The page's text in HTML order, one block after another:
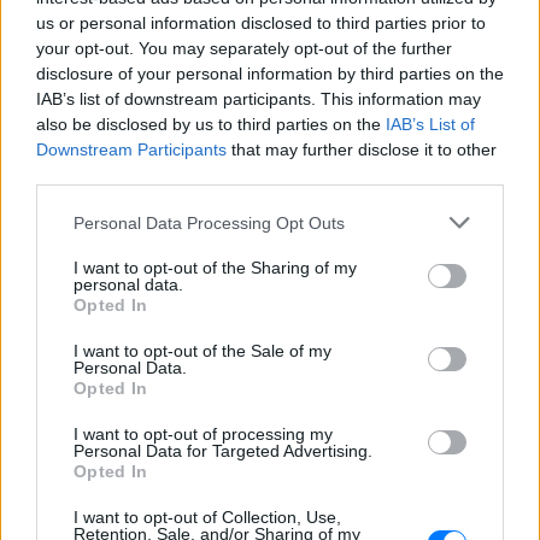
us or personal information disclosed to third parties prior to
your opt-out. You may separately opt-out of the further
disclosure of your personal information by third parties on the
IAB’s list of downstream participants. This information may
also be disclosed by us to third parties on the IAB’s List of
Downstream Participants that may further disclose it to other
Personal Data Processing Opt Outs
I want to opt-out of the Sharing of my
personal data.
Opted In
I want to opt-out of the Sale of my
Personal Data.
Opted In
I want to opt-out of processing my
Personal Data for Targeted Advertising.
Opted In
I want to opt-out of Collection, Use,
Retention, Sale, and/or Sharing of my
Σαρακήνικο για να κάνουν
μπάνιο οι επιβάτες του
ΣΉΜΕΡΑ
Ο επιχειρηματίας από τη Μήλο που
κατέγραψε το περιστατικό μίλησε στον
ΣΚΑΪ και περιέγραψε τι είδε στην
παραλία
Πόσες λωρίδες θα έχει και
ΣΉΜΕΡΑ
Ανάπλασης, αποτελεί μέρος ενός νέου
οδικού δικτύου 8 χιλιομέτρων και